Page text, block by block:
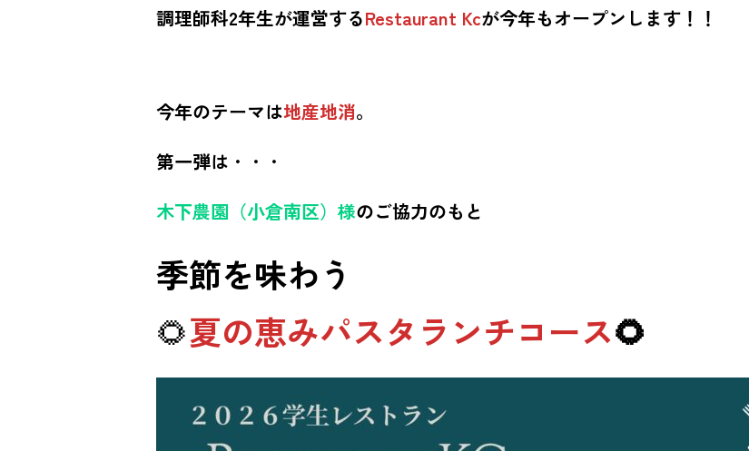
調理師科2年生が運営するRestaurant Kcが今年もオープンします！！
今年のテーマは地産地消。
第一弾は ・・・
木下農園（小倉南区）様のご協力のもと
季節を味わう
🌻夏の恵みパスタランチコース🌻